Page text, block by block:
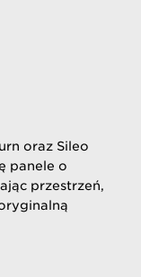
oraz Sileo
panele o
przestrzeń,